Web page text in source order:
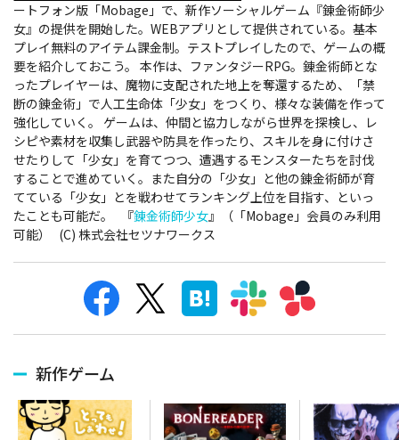
ートフォン版「Mobage」で、新作ソーシャルゲーム『錬金術師少
女』の提供を開始した。WEBアプリとして提供されている。基本
プレイ無料のアイテム課金制。テストプレイしたので、ゲームの概
要を紹介しておこう。 本作は、ファンタジーRPG。錬金術師とな
ったプレイヤーは、魔物に支配された地上を奪還するため、「禁
断の錬金術」で人工生命体「少女」をつくり、様々な装備を作って
強化していく。 ゲームは、仲間と協力しながら世界を探検し、レ
シピや素材を収集し武器や防具を作ったり、スキルを身に付けさ
せたりして「少女」を育てつつ、遭遇するモンスターたちを討伐
することで進めていく。また自分の「少女」と他の錬金術師が育
てている「少女」とを戦わせてランキング上位を目指す、といっ
たことも可能だ。 『錬金術師少女』（「Mobage」会員のみ利用
可能） (C) 株式会社セツナワークス
新作ゲーム